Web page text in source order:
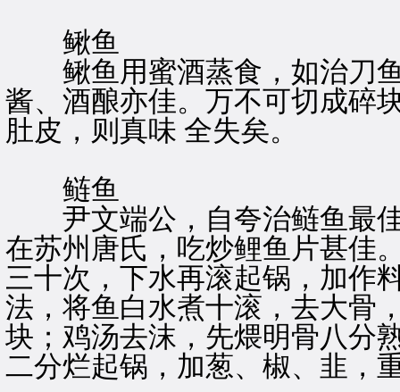
鳅鱼
鳅鱼用蜜酒蒸食，如治刀鱼
酱、酒酿亦佳。万不可切成碎
肚皮，则真味 全失矣。
鲢鱼
尹文端公，自夸治鲢鱼最佳
在苏州唐氏，吃炒鲤鱼片甚佳
三十次，下水再滚起锅，加作
法，将鱼白水煮十滚，去大骨
块；鸡汤去沫，先煨明骨八分
二分烂起锅，加葱、椒、韭，